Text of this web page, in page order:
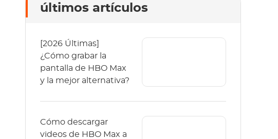
últimos artículos
[2026 Últimas]
¿Cómo grabar la
pantalla de HBO Max
y la mejor alternativa?
Cómo descargar
videos de HBO Max a